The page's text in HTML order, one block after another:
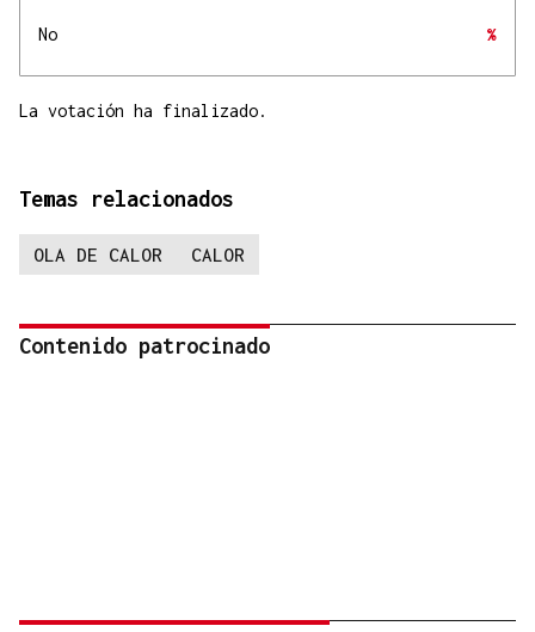
No %
La votación ha finalizado.
Temas relacionados
OLA DE CALOR CALOR
Contenido patrocinado